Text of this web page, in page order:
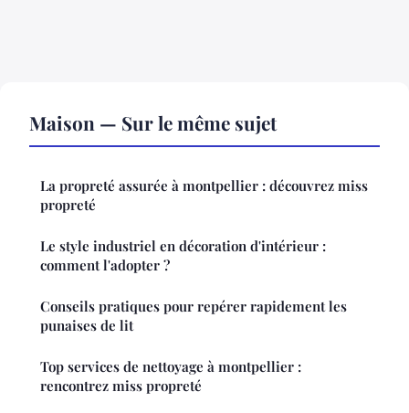
Maison — Sur le même sujet
La propreté assurée à montpellier : découvrez miss
propreté
Le style industriel en décoration d'intérieur :
comment l'adopter ?
Conseils pratiques pour repérer rapidement les
punaises de lit
Top services de nettoyage à montpellier :
rencontrez miss propreté